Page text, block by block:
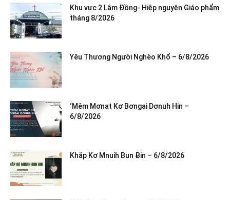
Khu vực 2 Lâm Đồng- Hiệp nguyện Giáo phẩm
tháng 8/2026
Yêu Thương Người Nghèo Khổ – 6/8/2026
‘Mêm Mơnat Kơ Bơngai Dơnuh Hin –
6/8/2026
Khăp Kơ Mnuih Bun Ƀin – 6/8/2026